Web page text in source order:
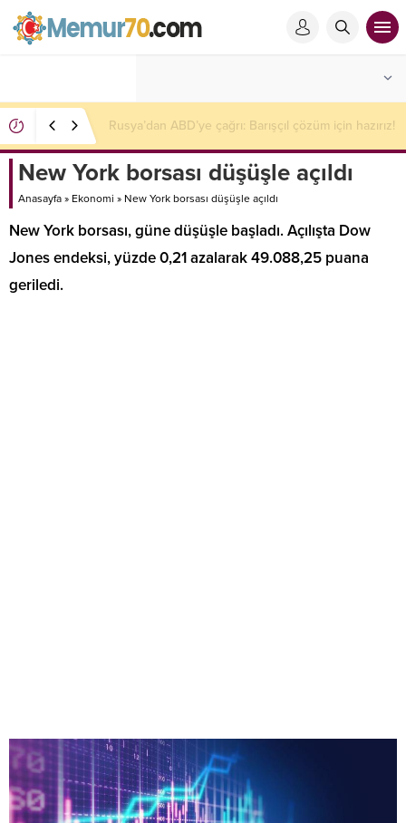
Mossad’da İran krizi: 2 üst düzey yetkili görevden
alındı
New York borsası düşüşle açıldı
Anasayfa » Ekonomi » New York borsası düşüşle açıldı
New York borsası, güne düşüşle başladı. Açılışta Dow
Jones endeksi, yüzde 0,21 azalarak 49.088,25 puana
geriledi.